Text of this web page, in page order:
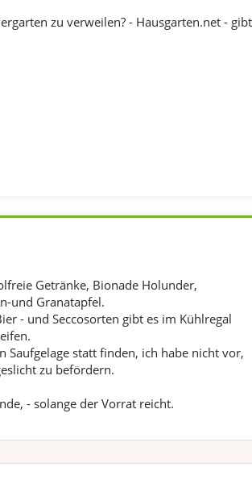
zu verweilen? - Hausgarten.net -
Getränke, Bionade Holunder,
und Granatapfel.
- und Seccosorten gibt es im Kühlregal
Saufgelage statt finden, ich habe nicht vor,
zu befördern.
- solange der Vorrat reicht.